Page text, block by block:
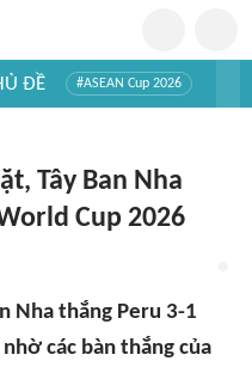
ĐỀ #ASEAN Cup 2026
Tây Ban Nha
Cup 2026
Nha thắng Peru 3-1
các bàn thắng của